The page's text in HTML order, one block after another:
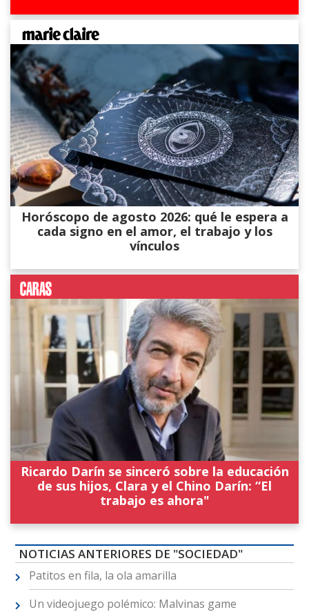
Horóscopo de agosto 2026: qué le espera a
cada signo en el amor, el trabajo y los
vínculos
Ricardo Darín se sinceró sobre la educación
de sus hijos, Clara y el Chino Darín: “El
trabajo es ahora"
NOTICIAS ANTERIORES DE "SOCIEDAD"
Patitos en fila, la ola amarilla
Un videojuego polémico: Malvinas game